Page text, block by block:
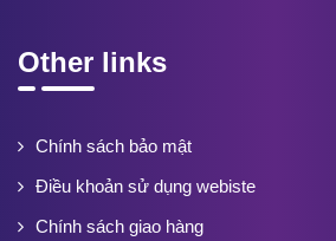
Other links
Chính sách bảo mật
Điều khoản sử dụng webiste
Chính sách giao hàng